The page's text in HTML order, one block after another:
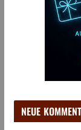
NEUE